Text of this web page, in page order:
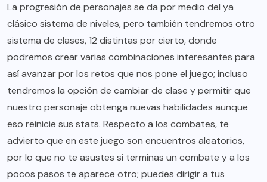
La progresión de personajes se da por medio del ya
clásico sistema de niveles, pero también tendremos otro
sistema de clases, 12 distintas por cierto, donde
podremos crear varias combinaciones interesantes para
así avanzar por los retos que nos pone el juego; incluso
tendremos la opción de cambiar de clase y permitir que
nuestro personaje obtenga nuevas habilidades aunque
eso reinicie sus stats. Respecto a los combates, te
advierto que en este juego son encuentros aleatorios,
por lo que no te asustes si terminas un combate y a los
pocos pasos te aparece otro; puedes dirigir a tus